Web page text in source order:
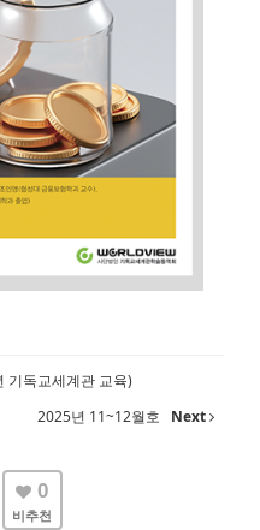
기독교세계관 교육)
2025년 11~12월호
Next
0
비추천